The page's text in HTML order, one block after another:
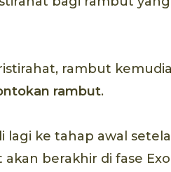
rambut
rambut.
lagi ke tahap awal
berakhir di fase